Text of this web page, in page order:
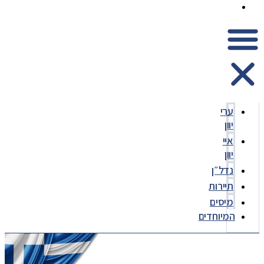
ערי
יוון
איי
יוון
נדל״ן
תיירות
מיסים
המיוחדים